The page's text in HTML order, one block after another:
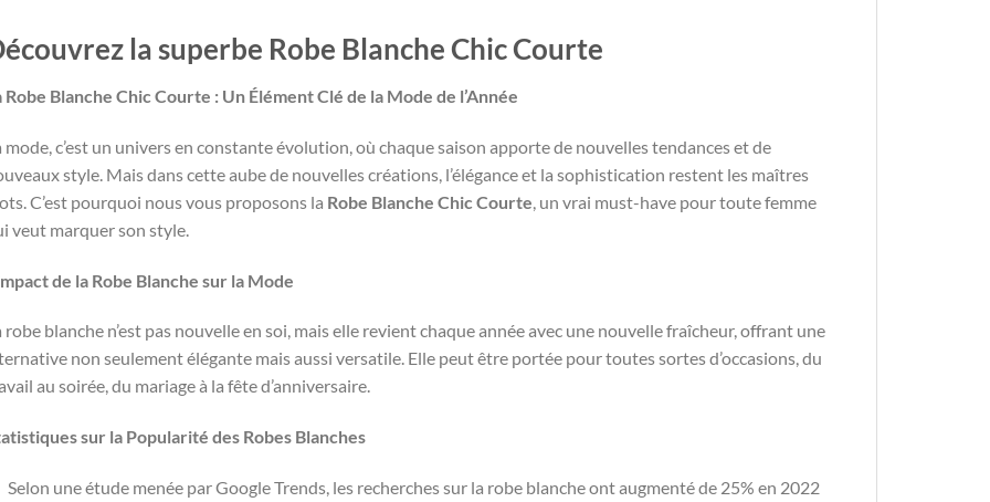
la superbe Robe Blanche Chic Courte
Robe Blanche Chic Courte : Un Élément Clé de la Mode de l’Année
mode, c’est un univers en constante évolution, où chaque saison apporte de nouvelles tendances et de
style. Mais dans cette aube de nouvelles créations, l’élégance et la sophistication restent les maîtres
C’est pourquoi nous vous proposons la Robe Blanche Chic Courte , un vrai must-have pour toute femme
veut marquer son style.
de la Robe Blanche sur la Mode
robe blanche n’est pas nouvelle en soi, mais elle revient chaque année avec une nouvelle fraîcheur, offrant une
non seulement élégante mais aussi versatile. Elle peut être portée pour toutes sortes d’occasions, du
au soirée, du mariage à la fête d’anniversaire.
sur la Popularité des Robes Blanches
Selon une étude menée par Google Trends, les recherches sur la robe blanche ont augmenté de 25% en 2022